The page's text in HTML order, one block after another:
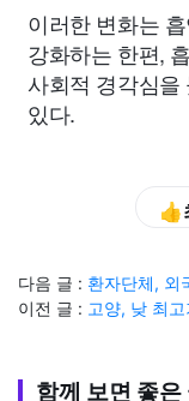
이러한 변화는
강화하는 한편,
사회적 경각심
있다.
👍
다음 글 : 환자단체, 외
이전 글 : 고양, 낮 최
함께 보면 좋은